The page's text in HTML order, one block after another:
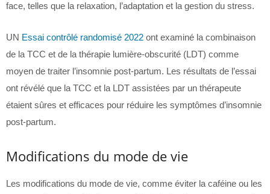
face, telles que la relaxation, l’adaptation et la gestion du stress.
UN Essai contrôlé randomisé 2022 ont examiné la combinaison
de la TCC et de la thérapie lumière-obscurité (LDT) comme
moyen de traiter l’insomnie post-partum. Les résultats de l’essai
ont révélé que la TCC et la LDT assistées par un thérapeute
étaient sûres et efficaces pour réduire les symptômes d’insomnie
post-partum.
Modifications du mode de vie
Les modifications du mode de vie, comme éviter la caféine ou les